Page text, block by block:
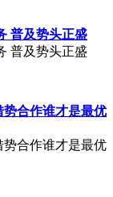
普及势头正盛
普及势头正盛
合作谁才是最优
合作谁才是最优